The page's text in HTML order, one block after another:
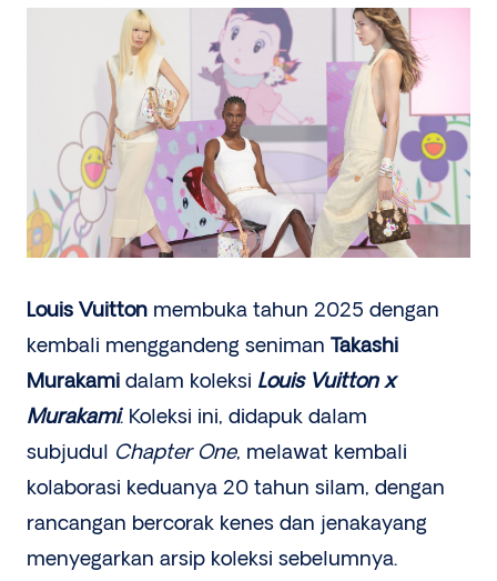
Louis Vuitton membuka tahun 2025 dengan
kembali menggandeng seniman Takashi
Murakami dalam koleksi Louis Vuitton x
Murakami. Koleksi ini, didapuk dalam
subjudul Chapter One, melawat kembali
kolaborasi keduanya 20 tahun silam, dengan
rancangan bercorak kenes dan jenakayang
menyegarkan arsip koleksi sebelumnya.